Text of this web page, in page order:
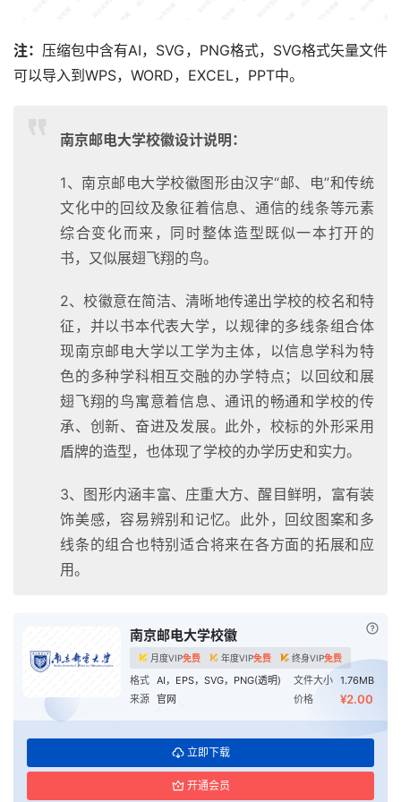
注： 压缩包中含有AI，SVG，PNG格式，SVG格式矢量文件
可以导入到WPS，WORD，EXCEL，PPT中。
南京邮电大学校徽设计说明：
1、南京邮电大学校徽图形由汉字“邮、电”和传统
文化中的回纹及象征着信息、通信的线条等元素
综合变化而来，同时整体造型既似一本打开的
书，又似展翅飞翔的鸟。
2、校徽意在简洁、清晰地传递出学校的校名和特
征，并以书本代表大学，以规律的多线条组合体
现南京邮电大学以工学为主体，以信息学科为特
色的多种学科相互交融的办学特点；以回纹和展
翅飞翔的鸟寓意着信息、通讯的畅通和学校的传
承、创新、奋进及发展。此外，校标的外形采用
盾牌的造型，也体现了学校的办学历史和实力。
3、图形内涵丰富、庄重大方、醒目鲜明，富有装
饰美感，容易辨别和记忆。此外，回纹图案和多
线条的组合也特别适合将来在各方面的拓展和应
用。
南京邮电大学校徽
月度VIP免费 年度VIP免费 终身VIP免费
格式 AI，EPS，SVG，PNG(透明) 文件大小
1.76MB
来源 官网 价格 ¥2.00
立即下载
开通会员